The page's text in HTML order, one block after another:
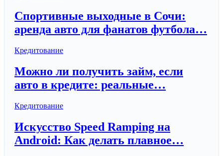
Спортивные выходные в Сочи:
аренда авто для фанатов футбола…
Кредитование
Можно ли получить займ, если
авто в кредите: реальные…
Кредитование
Искусство Speed Ramping на
Android: Как делать плавное…